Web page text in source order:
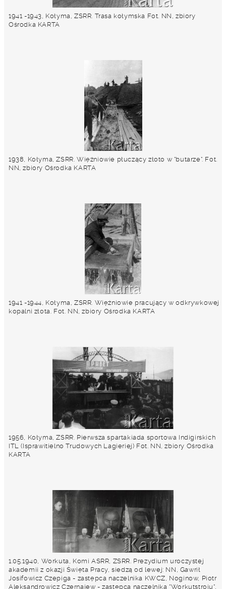
1941 -1943, Kołyma, ZSRR. Trasa kołymska Fot. NN, zbiory
Ośrodka KARTA
1938, Kołyma, ZSRR. Więźniowie płuczący złoto w "butarze". Fot.
NN, zbiory Ośrodka KARTA
1941 -1944, Kołyma, ZSRR. Więźniowie pracujący w odkrywkowej
kopalni złota. Fot. NN, zbiory Ośrodka KARTA
1956, Kołyma, ZSRR. Pierwsza spartakiada sportowa Indigirskich
ITL (Isprawitielno Trudowych Lagieriej) Fot. NN, zbiory Ośrodka
KARTA
1.05.1940, Workuta, Komi ASRR, ZSRR. Prezydium uroczystej
akademii z okazji Święta Pracy, siedzą od lewej: NN, Gawrił
Josifowicz Czepiga - zastępca naczelnika KWCZ, Noginow, Piotr
Aleksandrowicz Czernajew - zastępca naczelnika "Workutstroju",